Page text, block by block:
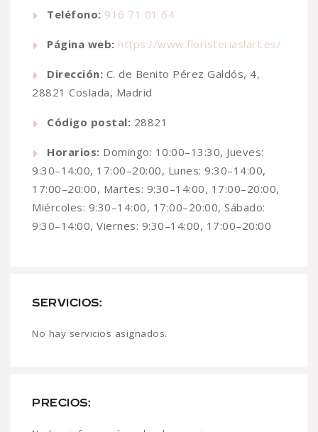
Teléfono: 916 71 01 64
Página web: https://www.floristeriaslart.es/
Dirección: C. de Benito Pérez Galdós, 4,
28821 Coslada, Madrid
Código postal: 28821
Horarios: Domingo: 10:00–13:30, Jueves:
9:30–14:00, 17:00–20:00, Lunes: 9:30–14:00,
17:00–20:00, Martes: 9:30–14:00, 17:00–20:00,
Miércoles: 9:30–14:00, 17:00–20:00, Sábado:
9:30–14:00, Viernes: 9:30–14:00, 17:00–20:00
SERVICIOS:
No hay servicios asignados.
PRECIOS: